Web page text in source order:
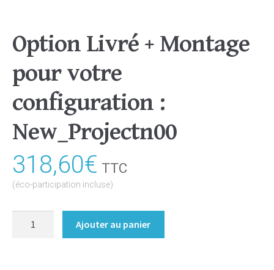
Option Livré + Montage
pour votre
configuration :
New_Projectn00
318,60€ TTC
(éco-participation incluse)
Ajouter au panier